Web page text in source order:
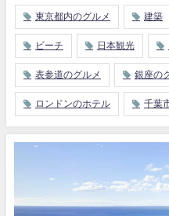
東京都内のグルメ 建築
ビーチ 日本観光
表参道のグルメ 銀座の
ロンドンのホテル 千葉